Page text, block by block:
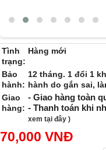
Tình
trạng:
Hàng mới
Bảo
hành:
12 tháng. 1 đổi 1
hành do gắn sai,
Giao
hàng:
- Giao hàng toàn
- Thanh toán khi
xem tại đây )
70,000 VNĐ